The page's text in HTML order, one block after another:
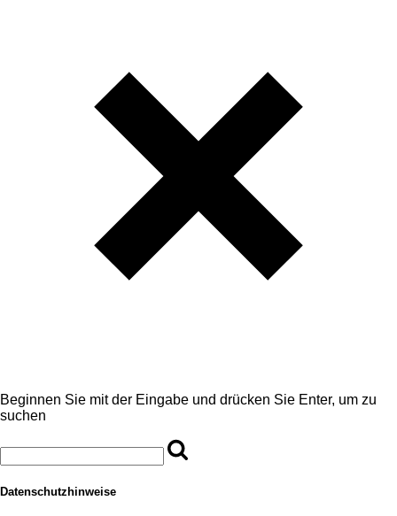
Beginnen Sie mit der Eingabe und drücken Sie Enter, um zu
suchen
Datenschutzhinweise